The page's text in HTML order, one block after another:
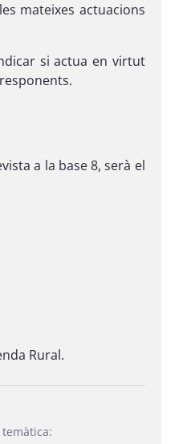
mateixes actuacions
si actua en virtut
a la base 8, serà el
Rural.